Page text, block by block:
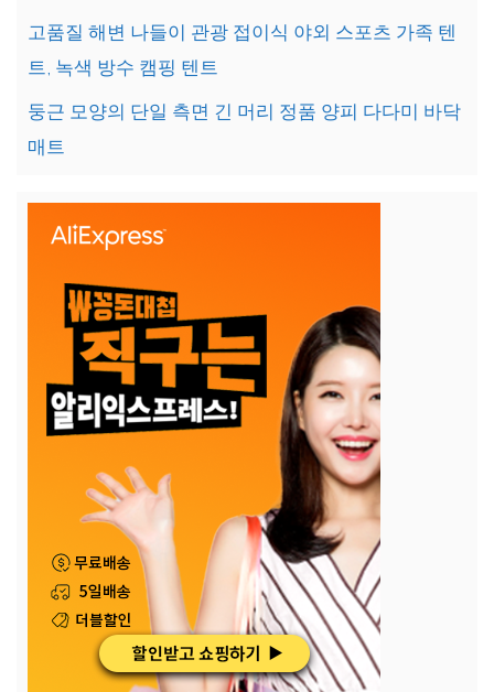
고품질 해변 나들이 관광 접이식 야외 스포츠 가족 텐
트, 녹색 방수 캠핑 텐트
둥근 모양의 단일 측면 긴 머리 정품 양피 다다미 바닥
매트